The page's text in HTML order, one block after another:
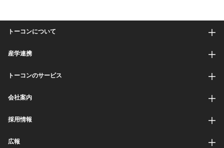
トーコンについて
産学連携
トーコンのサービス
会社案内
採用情報
広報